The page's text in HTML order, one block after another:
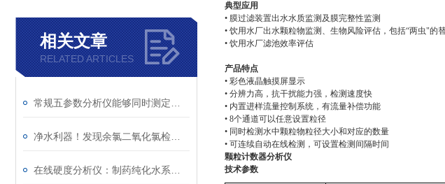
相关文章
RELATED ARTICLES
典型应用
• 膜过滤装置出水水质监测及膜完整性监测
• 饮用水厂出水颗粒物监测、生物风险评估，包括“两虫"的
• 饮用水厂滤池效率评估
产品特点
• 彩色液晶触摸屏显示
• 分辨力高，抗干扰能力强，检测速度快
• 内置进样流量控制系统，有流量补偿功能
• 8个通道可以任意设置粒径
• 同时检测水中颗粒物粒径大小和对应的数量
• 可连续自动在线检测，可设置检测间隔时间
颗粒计数器分析仪
技术参数